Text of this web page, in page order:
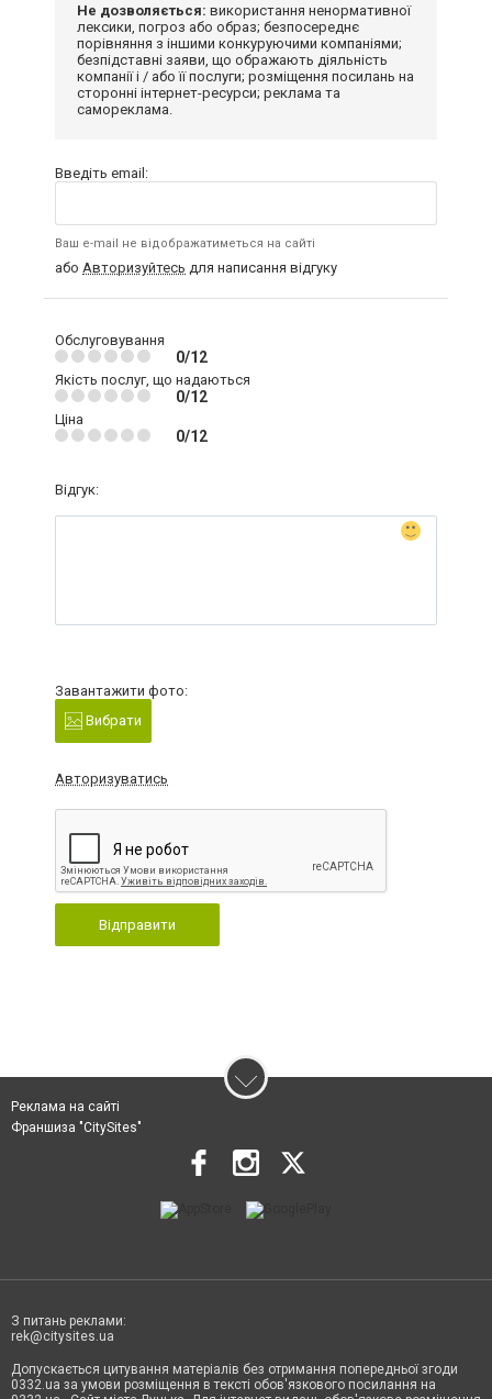
Не дозволяється: використання ненормативної
лексики, погроз або образ; безпосереднє
порівняння з іншими конкуруючими компаніями;
безпідставні заяви, що ображають діяльність
компанії і / або її послуги; розміщення посилань на
сторонні інтернет-ресурси; реклама та
самореклама.
Введіть email:
Ваш e-mail не відображатиметься на сайті
або Авторизуйтесь для написання відгуку
Обслуговування
0/12
Якість послуг, що надаються
0/12
Ціна
0/12
Відгук:
Завантажити фото:
Вибрати
Авторизуватись
Відправити
Реклама на сайті
Франшиза "CitySites"
З питань реклами:
rek@citysites.ua
Допускається цитування матеріалів без отримання попередньої згоди
0332.ua за умови розміщення в тексті обов'язкового посилання на